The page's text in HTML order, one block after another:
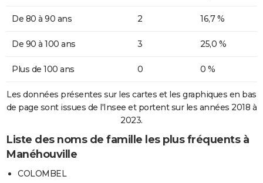
De 80 à 90 ans 2 16,7 %
De 90 à 100 ans 3 25,0 %
Plus de 100 ans 0 0 %
Les données présentes sur les cartes et les graphiques en bas
de page sont issues de l'Insee et portent sur les années 2018 à
2023.
Liste des noms de famille les plus fréquents à
Manéhouville
COLOMBEL